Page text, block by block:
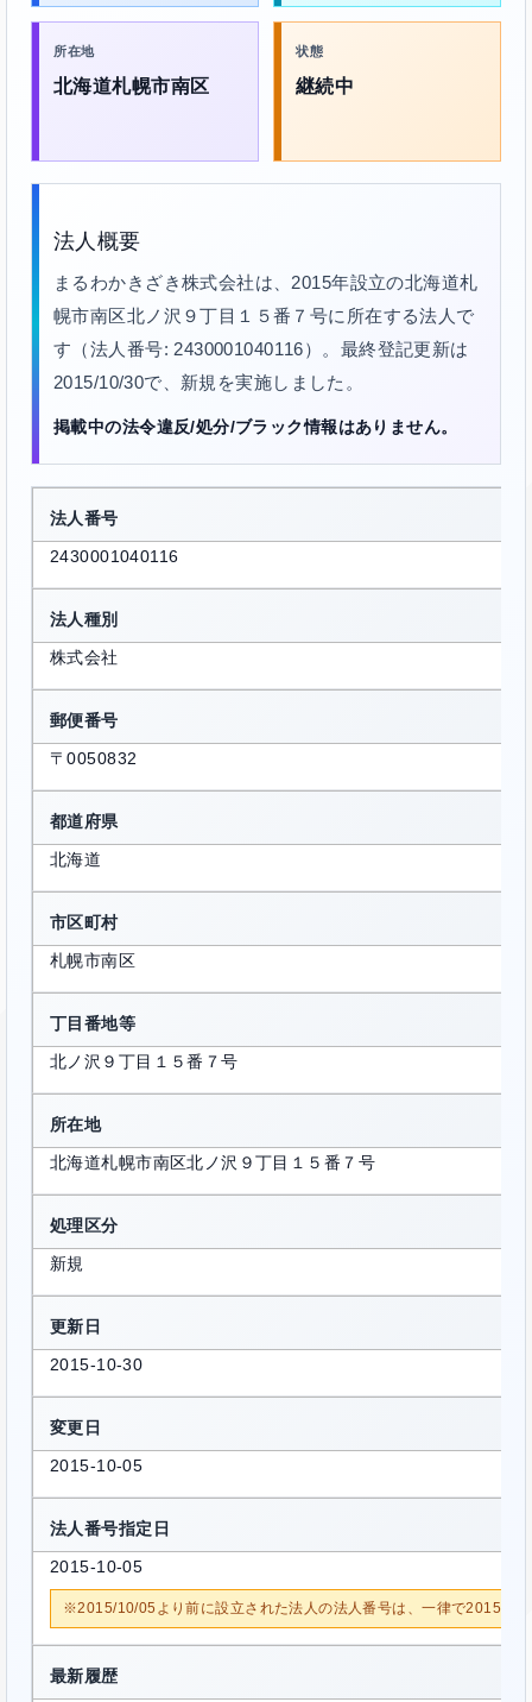
所在地
北海道札幌市南区
状態
継続中
法人概要
まるわかきざき株式会社は、2015年設立の北海道札
幌市南区北ノ沢９丁目１５番７号に所在する法人で
す（法人番号: 2430001040116）。最終登記更新は
2015/10/30で、新規を実施しました。
掲載中の法令違反/処分/ブラック情報はありません。
法人番号
2430001040116
法人種別
株式会社
郵便番号
〒0050832
都道府県
北海道
市区町村
札幌市南区
丁目番地等
北ノ沢９丁目１５番７号
所在地
北海道札幌市南区北ノ沢９丁目１５番７号
処理区分
新規
更新日
2015-10-30
変更日
2015-10-05
法人番号指定日
2015-10-05
※2015/10/05より前に設立された法人の法人番号は、一律で2015/10/
最新履歴